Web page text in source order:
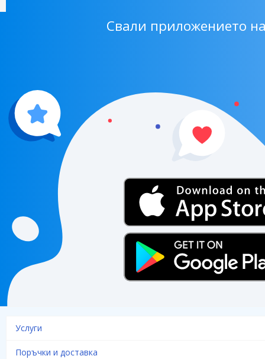
Свали приложението
Услуги
Поръчки и доставка